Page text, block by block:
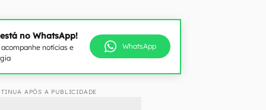
no WhatsApp!
notícias e
WhatsApp
APÓS A PUBLICIDADE